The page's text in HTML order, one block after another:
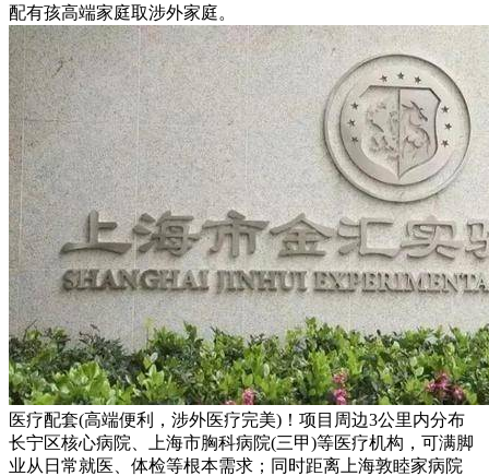
配有孩高端家庭取涉外家庭。
医疗配套(高端便利，涉外医疗完美)！项目周边3公里内分布
长宁区核心病院、上海市胸科病院(三甲)等医疗机构，可满脚
业从日常就医、体检等根本需求；同时距离上海敦睦家病院